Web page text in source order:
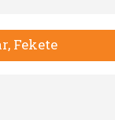
Fekete